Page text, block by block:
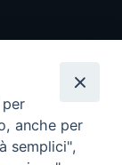
anche per
semplici",